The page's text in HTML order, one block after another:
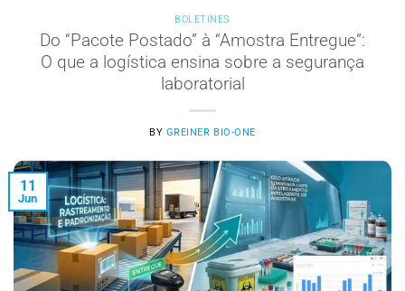
BOLETINES
Do “Pacote Postado” à “Amostra Entregue”:
O que a logística ensina sobre a segurança
laboratorial
BY GREINER BIO-ONE
11
Jun